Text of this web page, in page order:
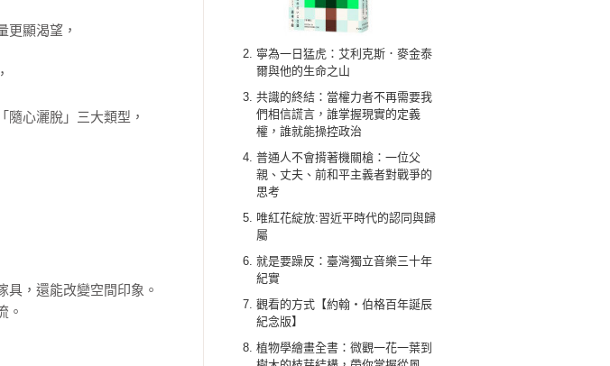
寧為一日猛虎：艾利克斯．麥金泰
爾與他的生命之山
共識的終結：當權力者不再需要我
們相信謊言，誰掌握現實的定義
權，誰就能操控政治
普通人不會揹著機關槍：一位父
親、丈夫、前和平主義者對戰爭的
思考
唯紅花綻放:習近平時代的認同與歸
屬
就是要躁反：臺灣獨立音樂三十年
紀實
觀看的方式【約翰‧伯格百年誕辰
紀念版】
植物學繪畫全書：微觀一花一葉到
更顯渴望，
心灑脫」三大類型，
，還能改變空間印象。
。